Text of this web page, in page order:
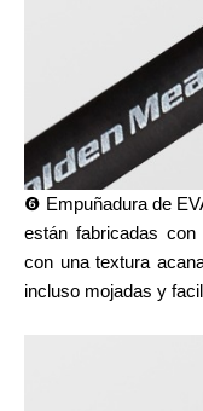
❻ Empuñadura de
están fabricadas
con una textura
incluso mojadas y